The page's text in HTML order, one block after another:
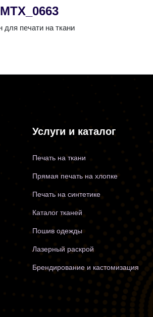
для печати на ткани
Услуги и каталог
Печать на ткани
Прямая печать на хлопке
Печать на синтетике
Каталог тканей
Пошив одежды
Лазерный раскрой
Брендирование и кастомизация